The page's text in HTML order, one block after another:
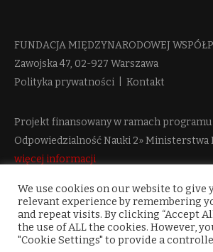
FUNDACJA MIĘDZYNARODOWEJ
Zawojska 47, 02-927 Warszawa
Polityka prywatności
Kontakt
Projekt finansowany w ramach programu
Odpowiedzialność Nauki 2» Ministerstwa
więcej informacji
We use cookies on our website to give
relevant experience by remembering
and repeat visits. By clicking “Accept
the use of ALL the cookies. However,
"Cookie Settings" to provide a